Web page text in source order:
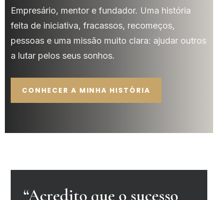
Empresário, mentor e fundador. Uma história
feita de iniciativa, fracassos, recomeços,
pessoas e uma missão muito clara: ajudar outros
a lutar pelos seus sonhos.
CONHECER A MINHA HISTÓRIA
“Acredito que o sucesso